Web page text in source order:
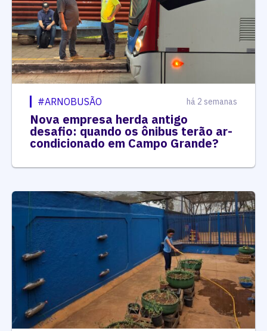
#ARNOBUSÃO há 2 semanas
Nova empresa herda antigo
desafio: quando os ônibus terão ar-
condicionado em Campo Grande?